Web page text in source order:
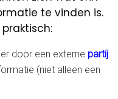
te vinden is.
door een externe partij
(niet alleen een